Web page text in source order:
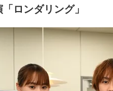
ロンダリング」